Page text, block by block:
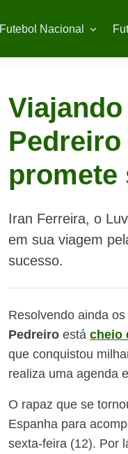
Futebol Nacional
promete
Iran Ferreira, o
em sua viagem
sucesso.
Resolvendo ainda
Pedreiro está cheio
que conquistou
realiza uma agenda
O rapaz que se
Espanha para
sexta-feira (12). Por